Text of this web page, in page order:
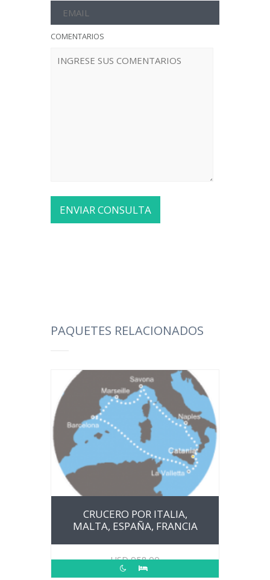
COMENTARIOS
PAQUETES RELACIONADOS
CRUCERO POR ITALIA,
MALTA, ESPAÑA, FRANCIA
USD958.00